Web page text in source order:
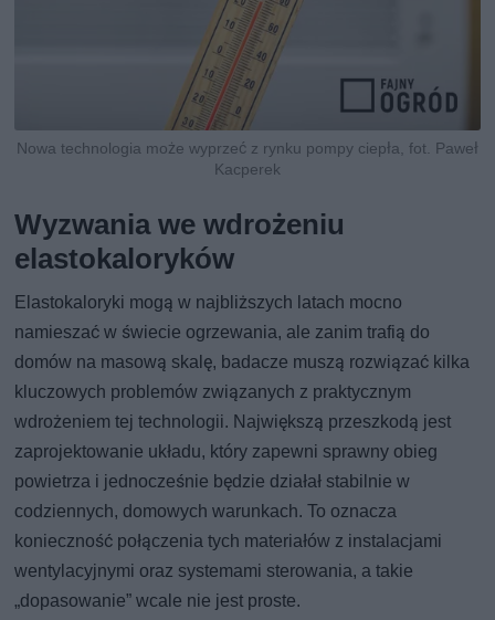
Nowa technologia może wyprzeć z rynku pompy ciepła, fot. Paweł
Kacperek
Wyzwania we wdrożeniu
elastokaloryków
Elastokaloryki mogą w najbliższych latach mocno
namieszać w świecie ogrzewania, ale zanim trafią do
domów na masową skalę, badacze muszą rozwiązać kilka
kluczowych problemów związanych z praktycznym
wdrożeniem tej technologii. Największą przeszkodą jest
zaprojektowanie układu, który zapewni sprawny obieg
powietrza i jednocześnie będzie działał stabilnie w
codziennych, domowych warunkach. To oznacza
konieczność połączenia tych materiałów z instalacjami
wentylacyjnymi oraz systemami sterowania, a takie
„dopasowanie” wcale nie jest proste.